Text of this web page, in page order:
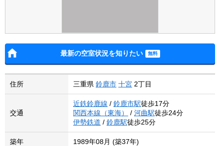
最新の空室状況を知りたい
住所 三重県 鈴鹿市 十宮 2丁目
交通
近鉄鈴鹿線 / 鈴鹿市駅徒歩17分
関西本線（東海）
/ 河曲駅徒歩24分
伊勢鉄道 / 鈴鹿駅徒歩25分
築年 1989年08月 (築37年)